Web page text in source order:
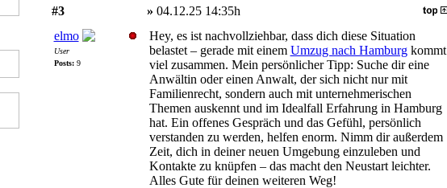
#3 » 04.12.25 14:35h
elmo
User
Posts:9
Hey, es ist nachvollziehbar, dass dich diese Situation
belastet – gerade mit einem Umzug nach Hamburgkommt
viel zusammen. Mein persönlicher Tipp: Suche dir eine
Anwältin oder einen Anwalt, der sich nicht nur mit
Familienrecht, sondern auch mit unternehmerischen
Themen auskennt und im Idealfall Erfahrung in Hamburg
hat. Ein offenes Gespräch und das Gefühl, persönlich
verstanden zu werden, helfen enorm. Nimm dir außerdem
Zeit, dich in deiner neuen Umgebung einzuleben und
Kontakte zu knüpfen – das macht den Neustart leichter.
Alles Gute für deinen weiteren Weg!